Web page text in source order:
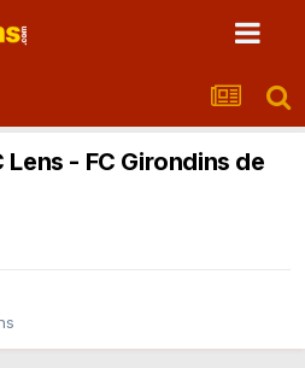
- FC Girondins de